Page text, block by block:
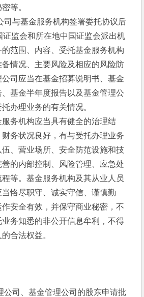
等。
司与基金服务机构签署委托协议后
证监会和所在地中国证监会派出机
范围、内容、受托基金服务机构
情况、主要风险及相应的风险防
司应当在基金招募说明书、基金
基金半年度报告以及基金管理公
办理业务的有关情况。
务机构应当具有健全的治理结
务状况良好，有与受托办理业务
、营业场所、安全防范设施和技
的内部控制、风险管理、应急处
等。基金服务机构及其从业人员
恪尽职守、诚实守信、谨慎勤
安全有效，并保守商业秘密，不
务知悉的非公开信息牟利，不得
合法权益。
公司、基金管理公司的股东申请批